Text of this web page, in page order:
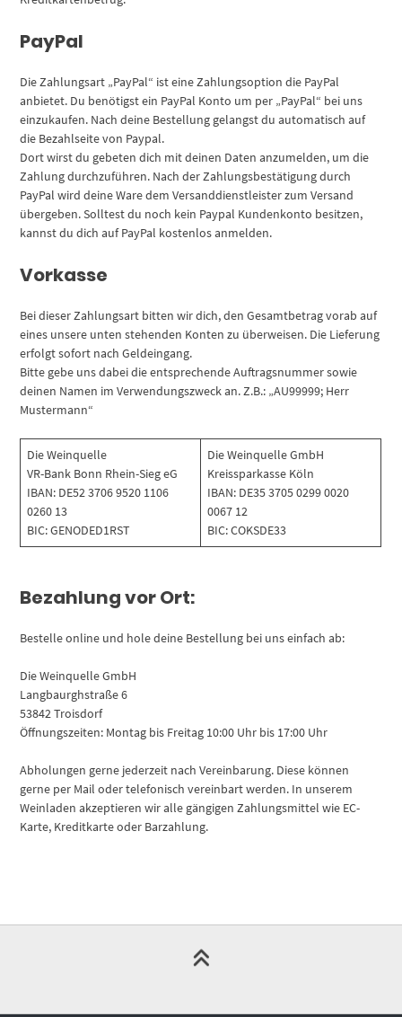
PayPal
Die Zahlungsart „PayPal“ ist eine Zahlungsoption die PayPal
anbietet. Du benötigst ein PayPal Konto um per „PayPal“ bei uns
einzukaufen. Nach deine Bestellung gelangst du automatisch auf
die Bezahlseite von Paypal.
Dort wirst du gebeten dich mit deinen Daten anzumelden, um die
Zahlung durchzuführen. Nach der Zahlungsbestätigung durch
PayPal wird deine Ware dem Versanddienstleister zum Versand
übergeben. Solltest du noch kein Paypal Kundenkonto besitzen,
kannst du dich auf PayPal kostenlos anmelden.
Vorkasse
Bei dieser Zahlungsart bitten wir dich, den Gesamtbetrag vorab auf
eines unsere unten stehenden Konten zu überweisen. Die Lieferung
erfolgt sofort nach Geldeingang.
Bitte gebe uns dabei die entsprechende Auftragsnummer sowie
deinen Namen im Verwendungszweck an. Z.B.: „AU99999; Herr
Mustermann“
Die Weinquelle
VR-Bank Bonn Rhein-Sieg eG
IBAN: DE52 3706 9520 1106
0260 13
BIC: GENODED1RST
Die Weinquelle GmbH
Kreissparkasse Köln
IBAN: DE35 3705 0299 0020
0067 12
BIC: COKSDE33
Bezahlung vor Ort:
Bestelle online und hole deine Bestellung bei uns einfach ab:
Die Weinquelle GmbH
Langbaurghstraße 6
53842 Troisdorf
Öffnungszeiten: Montag bis Freitag 10:00 Uhr bis 17:00 Uhr
Abholungen gerne jederzeit nach Vereinbarung. Diese können
gerne per Mail oder telefonisch vereinbart werden. In unserem
Weinladen akzeptieren wir alle gängigen Zahlungsmittel wie EC-
Karte, Kreditkarte oder Barzahlung.